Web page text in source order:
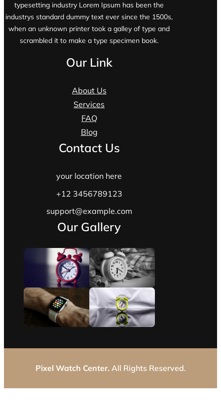
typesetting industry Lorem Ipsum has been the
industrys standard dummy text ever since the 1500s,
when an unknown printer took a galley of type and
scrambled it to make a type specimen book.
Our Link
About Us
Services
FAQ
Blog
Contact Us
your location here
+12 3456789123
support@example.com
Our Gallery
Pixel Watch Center. All Rights Reserved.